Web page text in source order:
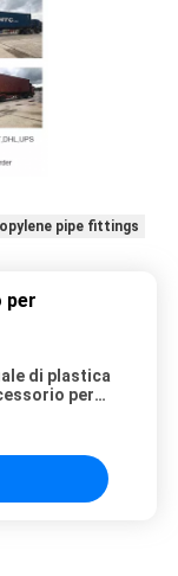
pipe fittings
per
di plastica
per